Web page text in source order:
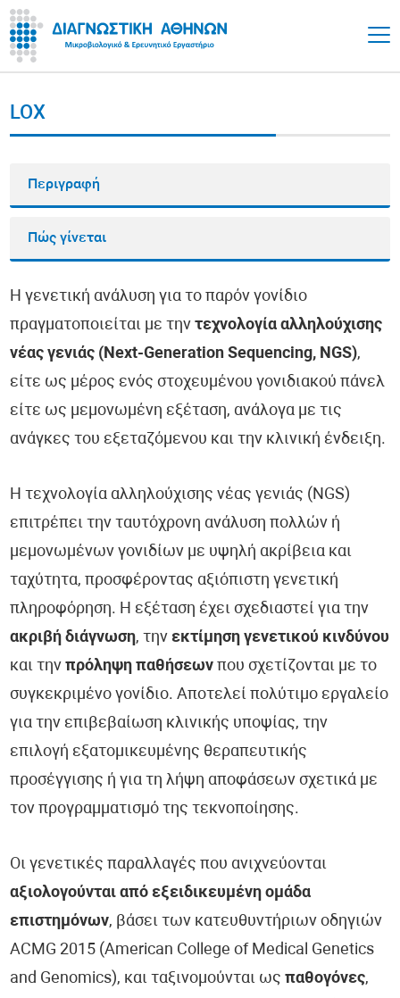
LOX
Περιγραφή
Πώς γίνεται
Η γενετική ανάλυση για το παρόν γονίδιο
πραγματοποιείται με τηντεχνολογία αλληλούχισης
νέας γενιάς (Next-Generation Sequencing, NGS),
είτε ως μέρος ενός στοχευμένου γονιδιακού πάνελ
είτε ως μεμονωμένη εξέταση, ανάλογα με τις
ανάγκες του εξεταζόμενου και την κλινική ένδειξη.
Η τεχνολογία αλληλούχισης νέας γενιάς (NGS)
επιτρέπει την ταυτόχρονη ανάλυση πολλών ή
μεμονωμένων γονιδίων με υψηλή ακρίβεια και
ταχύτητα, προσφέροντας αξιόπιστη γενετική
πληροφόρηση. Η εξέταση έχει σχεδιαστεί για την
ακριβή διάγνωση, τηνεκτίμηση γενετικού κινδύνου
και τηνπρόληψη παθήσεων που σχετίζονται με το
συγκεκριμένο γονίδιο. Αποτελεί πολύτιμο εργαλείο
για την επιβεβαίωση κλινικής υποψίας, την
επιλογή εξατομικευμένης θεραπευτικής
προσέγγισης ή για τη λήψη αποφάσεων σχετικά με
τον προγραμματισμό της τεκνοποίησης.
Οι γενετικές παραλλαγές που ανιχνεύονται
αξιολογούνται από εξειδικευμένη ομάδα
επιστημόνων, βάσει των κατευθυντήριων οδηγιών
ACMG 2015 (American College of Medical Genetics
and Genomics), και ταξινομούνται ωςπαθογόνες,